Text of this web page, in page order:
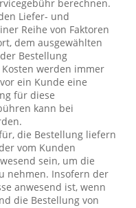
berechnen.
Liefer- und
Reihe von Faktoren
dem ausgewählten
Bestellung
werden immer
ein Kunde eine
für diese
kann bei
die Bestellung liefern
vom Kunden
sein, um die
nehmen. Insofern der
anwesend ist, wenn
die Bestellung von